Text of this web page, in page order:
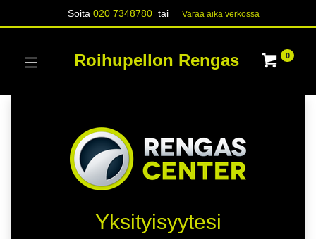
Soita020 7348780 tai Varaa aika verk​​​​ossa
Roihupellon Rengas 0
Yksityisyytesi